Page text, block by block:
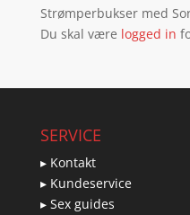
Strømperbukser med
Du skal være logged in
SERVICE
▸ Kontakt
▸ Kundeservice
▸ Sex guides